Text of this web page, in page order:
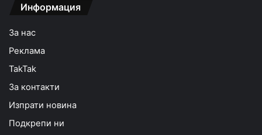
Информация
За нас
Реклама
TakTak
За контакти
Изпрати новина
Подкрепи ни